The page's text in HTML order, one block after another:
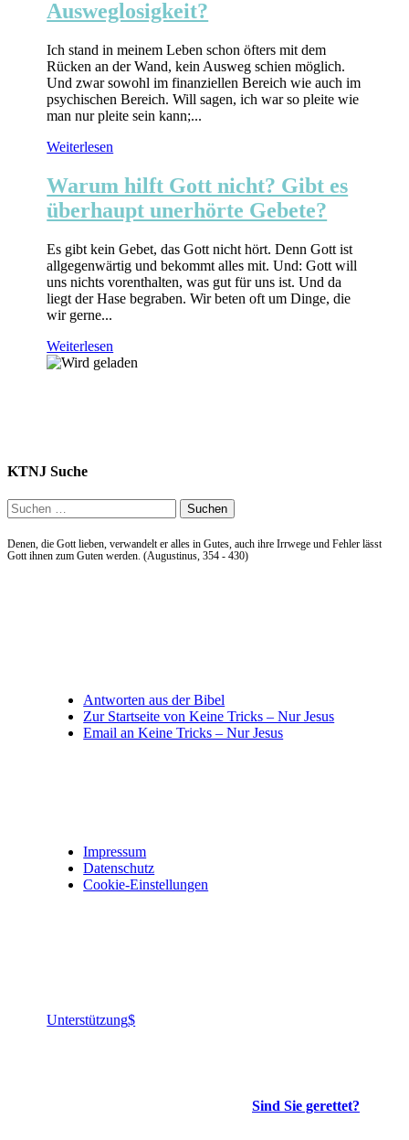
Ausweglosigkeit?
Ich stand in meinem Leben schon öfters mit dem
Rücken an der Wand, kein Ausweg schien möglich.
Und zwar sowohl im finanziellen Bereich wie auch im
psychischen Bereich. Will sagen, ich war so pleite wie
man nur pleite sein kann;...
Weiterlesen
Warum hilft Gott nicht? Gibt es
überhaupt unerhörte Gebete?
Es gibt kein Gebet, das Gott nicht hört. Denn Gott ist
allgegenwärtig und bekommt alles mit. Und: Gott will
uns nichts vorenthalten, was gut für uns ist. Und da
liegt der Hase begraben. Wir beten oft um Dinge, die
wir gerne...
Weiterlesen
KTNJ Suche
Suchen
nach:
Denen, die Gott lieben, verwandelt er alles in Gutes, auch ihre Irrwege und Fehler lässt
Gott ihnen zum Guten werden. (Augustinus, 354 - 430)
Antworten aus der Bibel
Zur Startseite von Keine Tricks – Nur Jesus
Email an Keine Tricks – Nur Jesus
Impressum
Datenschutz
Cookie-Einstellungen
Unterstützung
Sind Sie gerettet?